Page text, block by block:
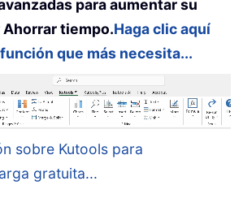
para aumentar su
tiempo.Haga clic aquí
que más necesita...
sobre Kutools para
gratuita...